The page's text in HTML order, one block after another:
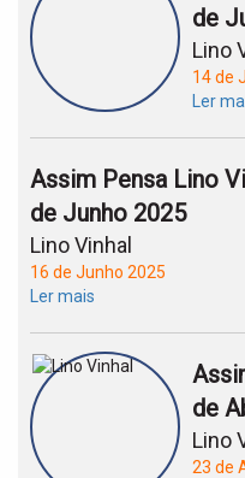
de
Lino
14 de
Ler
Assim Pensa Lino
de Junho 2025
Lino Vinhal
16 de Junho 2025
Ler mais
de
Lino
23 de